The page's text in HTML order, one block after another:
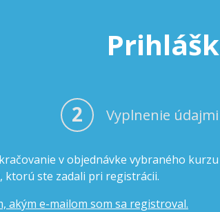
2 Vyplnenie údajmi
v objednávke vybraného
ktorú ste zadali pri registrácii.
akým e-mailom som sa registroval.